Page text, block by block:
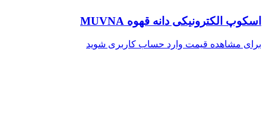
اسکوپ الکترونیکی دانه قهوه MUVNA
برای مشاهده قیمت وارد حساب کاربری شوید